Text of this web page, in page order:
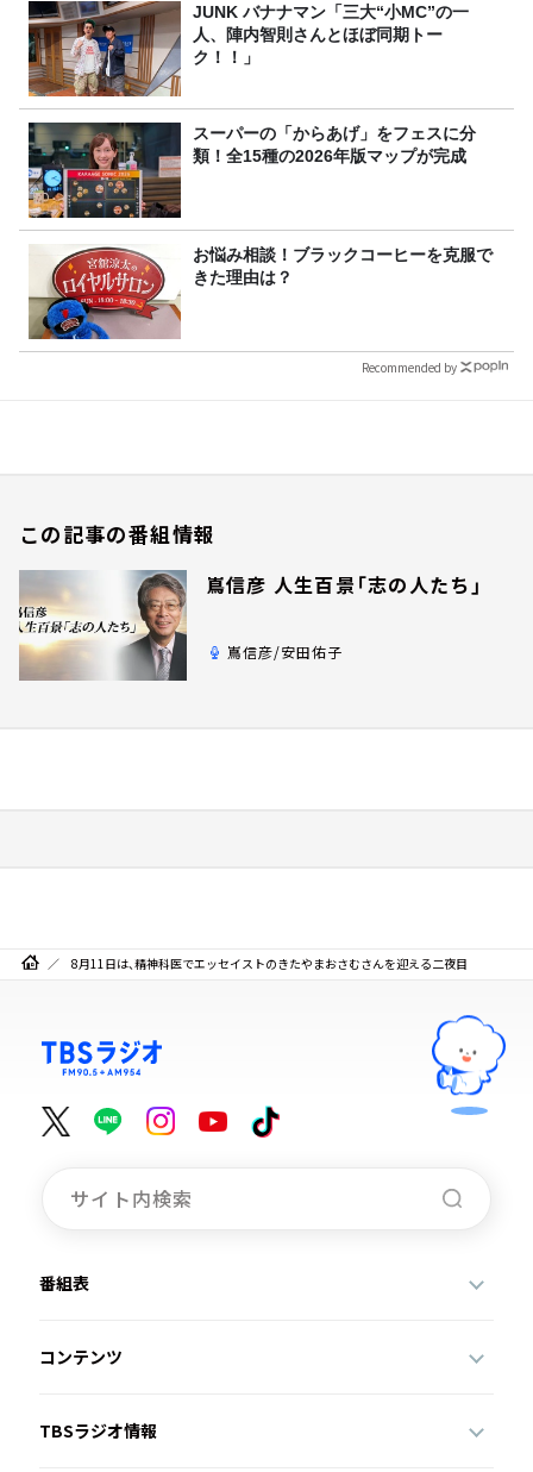
JUNK バナナマン「三大“小MC”の一
人、陣内智則さんとほぼ同期トー
ク！！」
スーパーの「からあげ」をフェスに分
類！全15種の2026年版マップが完成
お悩み相談！ブラックコーヒーを克服で
きた理由は？
Recommended by
この記事の番組情報
嶌信彦 人生百景「志の人たち」
嶌信彦/安田佑子
8月11日は、精神科医でエッセイストのきたやまおさむさんを迎える二夜目
番組表
コンテンツ
TBSラジオ情報